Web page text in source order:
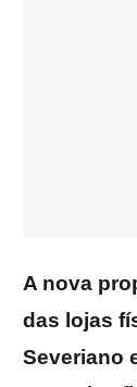
A nova
das lojas
Severiano